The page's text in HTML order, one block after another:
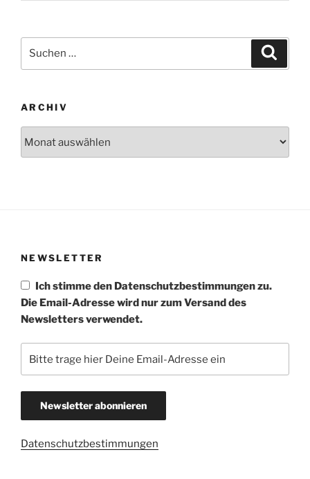
nach:
ARCHIV
NEWSLETTER
Ich stimme den Datenschutzbestimmungen zu.
Die Email-Adresse wird nur zum Versand des
Newsletters verwendet.
Datenschutzbestimmungen